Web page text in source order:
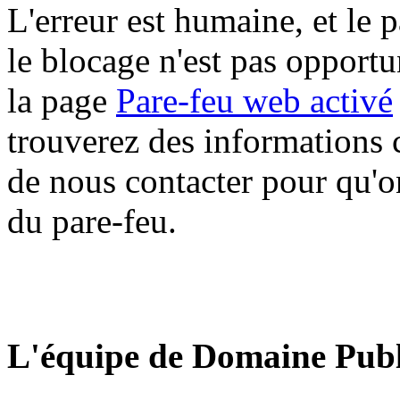
L'erreur est humaine, et le
le blocage n'est pas
la page Pare-feu web activé
trouverez des informations
de nous contacter pour
du pare-feu.
L'équipe de Domaine